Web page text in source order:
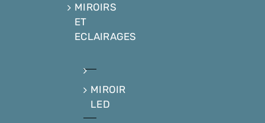
MIROIRS
ET
ECLAIRAGES
MIROIR
LED